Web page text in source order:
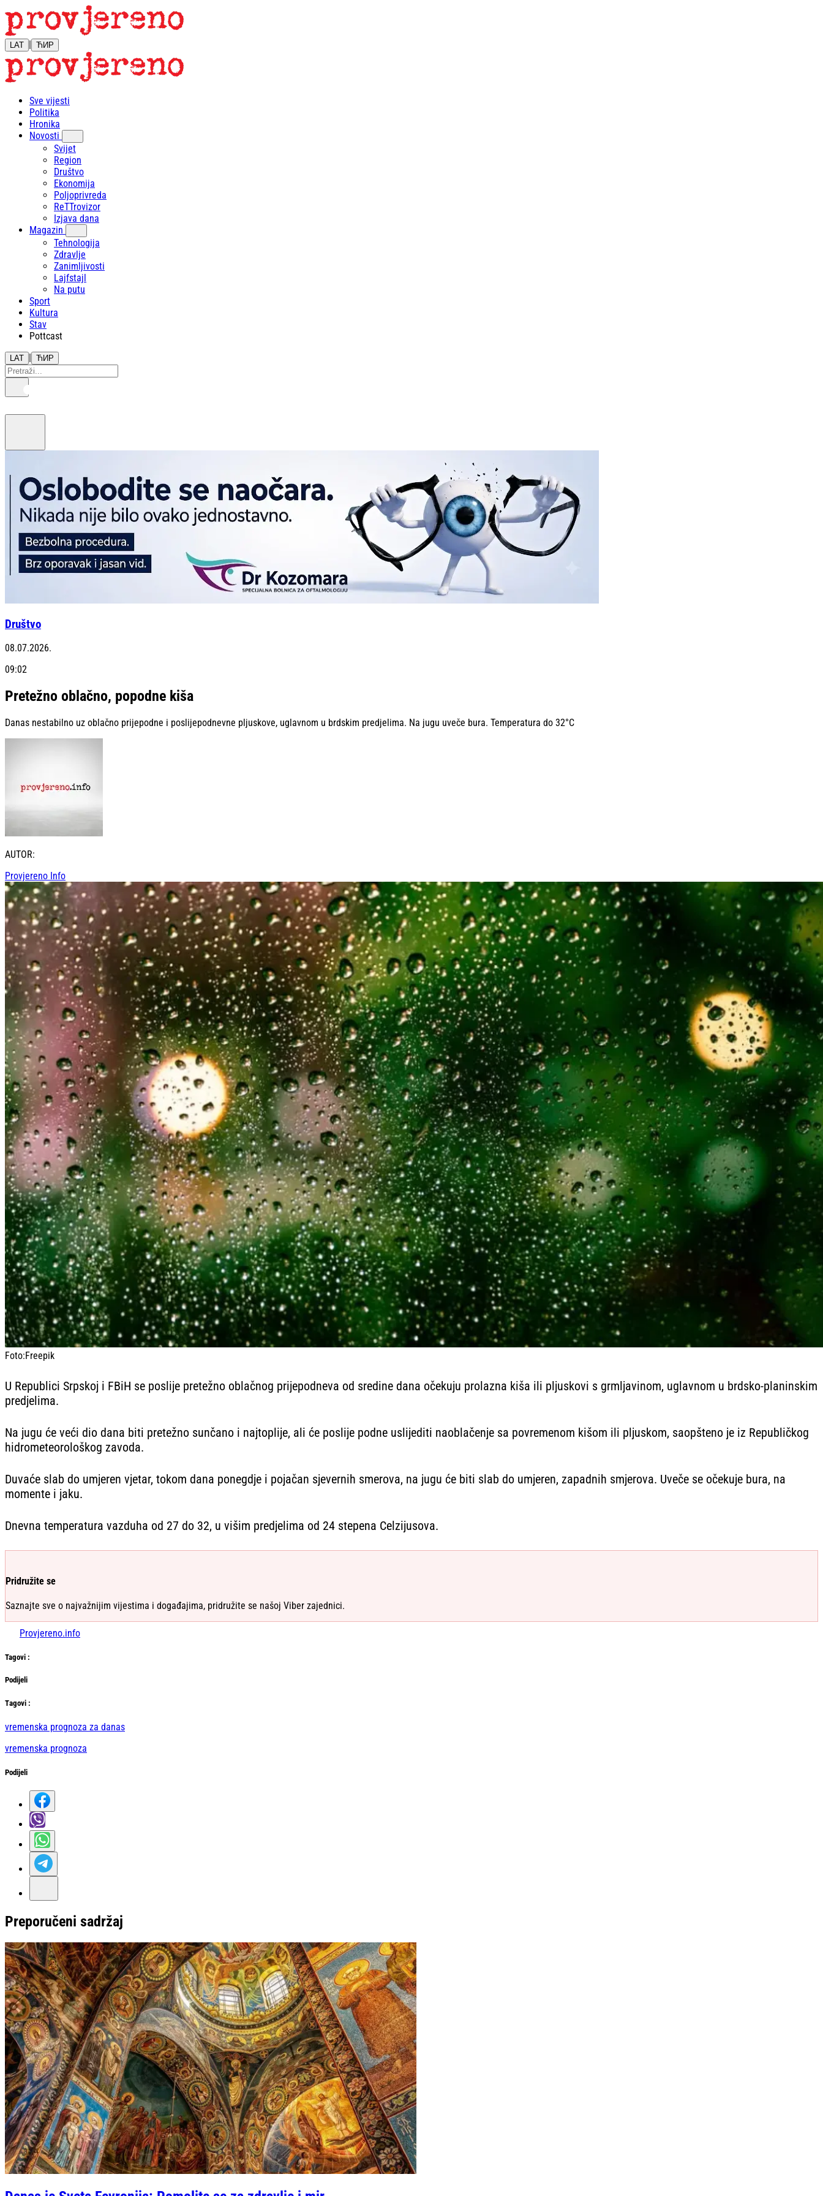
LAT | ЋИР
Sve vijesti
Politika
Hronika
Novosti
Svijet
Region
Društvo
Ekonomija
Poljoprivreda
ReTTrovizor
Izjava dana
Magazin
Tehnologija
Zdravlje
Zanimljivosti
Lajfstajl
Na putu
Sport
Kultura
Stav
Pottcast
LAT | ЋИР
Društvo
08.07.2026.
09:02
Pretežno oblačno, popodne kiša
Danas nestabilno uz oblačno prijepodne i poslijepodnevne pljuskove, uglavnom u brdskim predjelima. Na jugu uveče bura. Temperatura do 32°C
AUTOR:
Provjereno Info
Foto:Freepik
U Republici Srpskoj i FBiH se poslije pretežno oblačnog prijepodneva od sredine dana očekuju prolazna kiša ili pljuskovi s grmljavinom, uglavnom u brdsko-planinskim
predjelima.
Na jugu će veći dio dana biti pretežno sunčano i najtoplije, ali će poslije podne uslijediti naoblačenje sa povremenom kišom ili pljuskom, saopšteno je iz Republičkog
hidrometeorološkog zavoda.
Duvaće slab do umjeren vjetar, tokom dana ponegdje i pojačan sjevernih smerova, na jugu će biti slab do umjeren, zapadnih smjerova. Uveče se očekuje bura, na
momente i jaku.
Dnevna temperatura vazduha od 27 do 32, u višim predjelima od 24 stepena Celzijusova.
Pridružite se
Saznajte sve o najvažnijim vijestima i događajima, pridružite se našoj Viber zajednici.
Provjereno.info
Tagovi :
Podijeli
Тagovi :
vremenska prognoza za danas
vremenska prognoza
Podijeli
Preporučeni sadržaj